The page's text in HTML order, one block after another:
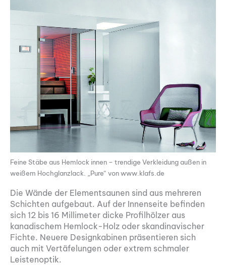
Feine Stäbe aus Hemlock innen – trendige Verkleidung außen in
weißem Hochglanzlack. „Pure“ von www.klafs.de
Die Wände der Elementsaunen sind aus mehreren
Schichten aufgebaut. Auf der Innenseite befinden
sich 12 bis 16 Millimeter dicke Profilhölzer aus
kanadischem Hemlock-Holz oder skandinavischer
Fichte. Neuere Designkabinen präsentieren sich
auch mit Vertäfelungen oder extrem schmaler
Leistenoptik.